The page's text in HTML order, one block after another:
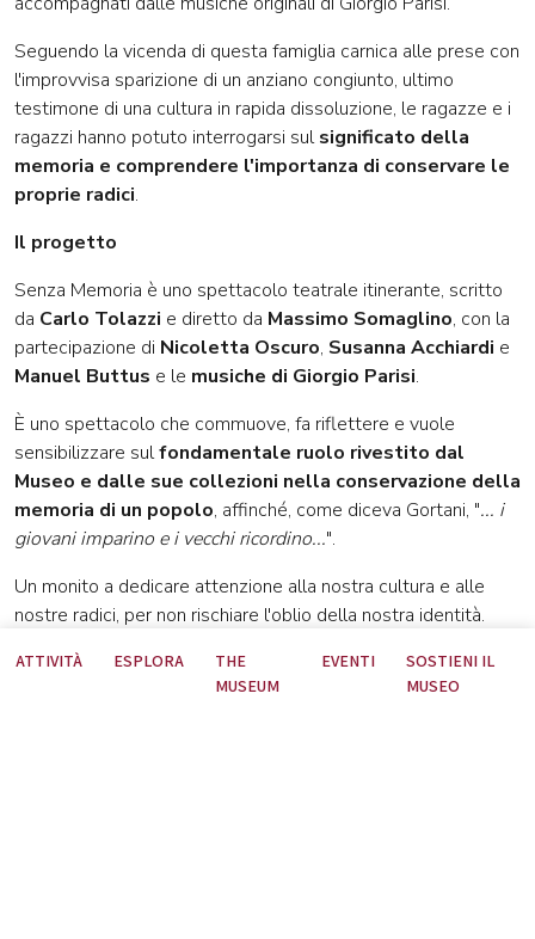
ATTIVITÀ ESPLORA
THE
MUSEUM
EVENTI
SOSTIENI IL
MUSEO
Seguendo la vicenda di questa famiglia carnica alle prese con
l'improvvisa sparizione di un anziano congiunto, ultimo
testimone di una cultura in rapida dissoluzione, le ragazze e i
ragazzi hanno potuto interrogarsi sulsignificato della
memoria e comprendere l'importanza di conservare le
proprie radici.
Il progetto
Senza Memoria è uno spettacolo teatrale itinerante, scritto
da Carlo Tolazzi e diretto da Massimo Somaglino, con la
partecipazione di Nicoletta Oscuro, Susanna Acchiardi e
Manuel Buttus e le musiche di Giorgio Parisi.
È uno spettacolo che commuove, fa riflettere e vuole
sensibilizzare sulfondamentale ruolo rivestito dal
Museo e dalle sue collezioni nella conservazione della
memoria di un popolo, affinché, come diceva Gortani, "... i
giovani imparino e i vecchi ricordino...".
Un monito a dedicare attenzione alla nostra cultura e alle
nostre radici, per non rischiare l'oblio della nostra identità.